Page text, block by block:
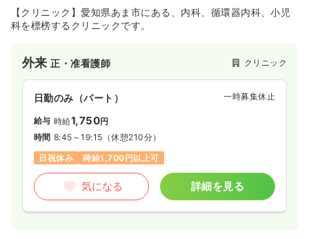
【クリニック】愛知県あま市にある、内科、循環器内科、小児
科を標榜するクリニックです。
外来正・准看護師 クリニック
日勤のみ（パート） 一時募集休止
給与 時給1,750円
時間 8:45～19:15 （休憩210分）
日祝休み
時給1,700円以上可
気になる 詳細を見る